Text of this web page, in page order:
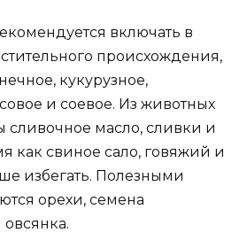
включать в
происхождения,
кукурузное,
и соевое. Из животных
масло, сливки и
как свиное сало, говяжий и
избегать. Полезными
орехи, семена